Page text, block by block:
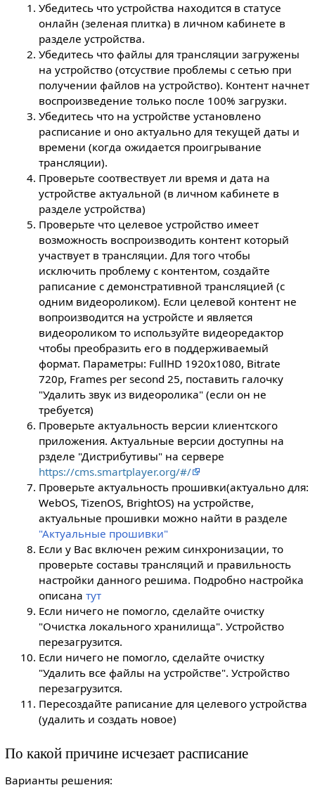
Убедитесь что устройства находится в статусе
онлайн (зеленая плитка) в личном кабинете в
разделе устройства.
Убедитесь что файлы для трансляции загружены
на устройство (отсуствие проблемы с сетью при
получении файлов на устройство). Контент начнет
воспроизведение только после 100% загрузки.
Убедитесь что на устройстве установлено
расписание и оно актуально для текущей даты и
времени (когда ожидается проигрывание
трансляции).
Проверьте соотвествует ли время и дата на
устройстве актуальной (в личном кабинете в
разделе устройства)
Проверьте что целевое устройство имеет
возможность воспроизводить контент который
участвует в трансляции. Для того чтобы
исключить проблему с контентом, создайте
раписание с демонстративной трансляцией (с
одним видеороликом). Если целевой контент не
вопроизводится на устройсте и является
видеороликом то используйте видеоредактор
чтобы преобразить его в поддерживаемый
формат. Параметры: FullHD 1920x1080, Bitrate
720p, Frames per second 25, поставить галочку
"Удалить звук из видеоролика" (если он не
требуется)
Проверьте актуальность версии клиентского
приложения. Актуальные версии доступны на
рзделе "Дистрибутивы" на сервере
https://cms.smartplayer.org/#/
Проверьте актуальность прошивки(актуально для:
WebOS, TizenOS, BrightOS) на устройстве,
актуальные прошивки можно найти в разделе
"Актуальные прошивки"
Если у Вас включен режим синхронизации, то
проверьте составы трансляций и правильность
настройки данного решима. Подробно настройка
описанатут
Если ничего не помогло, сделайте очистку
"Очистка локального хранилища". Устройство
перезагрузится.
Если ничего не помогло, сделайте очистку
"Удалить все файлы на устройстве". Устройство
перезагрузится.
Пересоздайте раписание для целевого устройства
(удалить и создать новое)
По какой причине исчезает расписание
Варианты решения: